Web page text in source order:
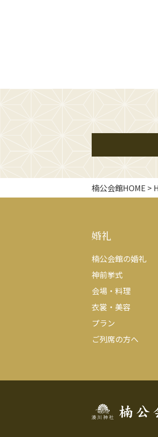
楠公会館HOME >
婚礼
楠公会館の婚礼
神前挙式
会場・料理
衣裳・美容
プラン
ご列席の方へ